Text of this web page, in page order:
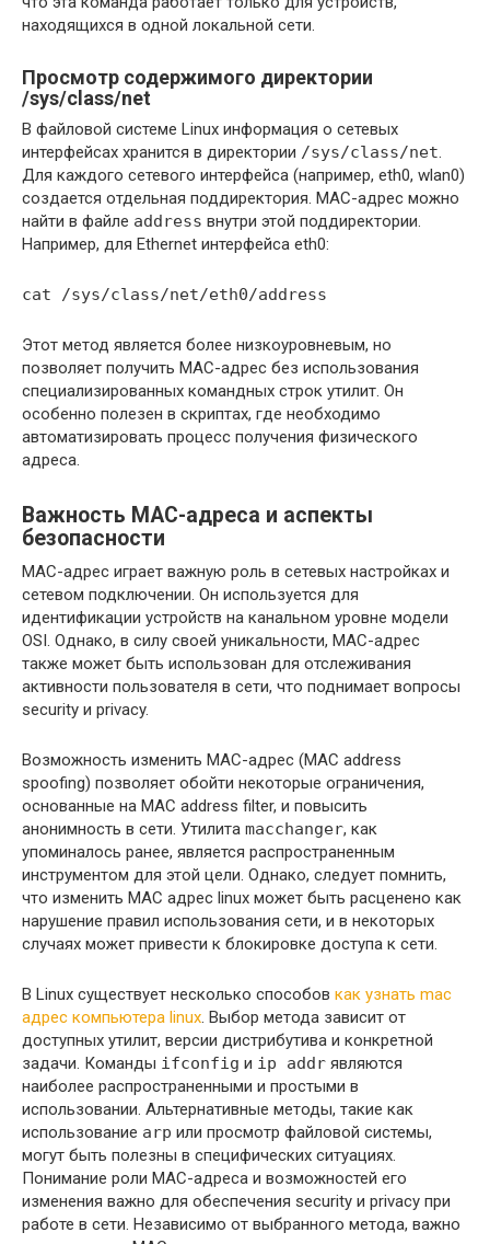
находящихся в одной локальной сети.
Просмотр содержимого директории
/sys/class/net
В файловой системе Linux информация о сетевых
интерфейсах хранится в директории /sys/class/net.
Для каждого сетевого интерфейса (например, eth0, wlan0)
создается отдельная поддиректория. MAC-адрес можно
найти в файле address внутри этой поддиректории.
Например, для Ethernet интерфейса eth0:
cat /sys/class/net/eth0/address
Этот метод является более низкоуровневым, но
позволяет получить MAC-адрес без использования
специализированных командных строк утилит. Он
особенно полезен в скриптах, где необходимо
автоматизировать процесс получения физического
адреса.
Важность MAC-адреса и аспекты
безопасности
MAC-адрес играет важную роль в сетевых настройках и
сетевом подключении. Он используется для
идентификации устройств на канальном уровне модели
OSI. Однако, в силу своей уникальности, MAC-адрес
также может быть использован для отслеживания
активности пользователя в сети, что поднимает вопросы
security и privacy.
Возможность изменить MAC-адрес (MAC address
spoofing) позволяет обойти некоторые ограничения,
основанные на MAC address filter, и повысить
анонимность в сети. Утилита macchanger, как
упоминалось ранее, является распространенным
инструментом для этой цели. Однако, следует помнить,
что изменить MAC адрес linux может быть расценено как
нарушение правил использования сети, и в некоторых
случаях может привести к блокировке доступа к сети.
В Linux существует несколько способов как узнать mac
адрес компьютера linux. Выбор метода зависит от
доступных утилит, версии дистрибутива и конкретной
задачи. Команды ifconfig и ip addr являются
наиболее распространенными и простыми в
использовании. Альтернативные методы, такие как
использование arp или просмотр файловой системы,
могут быть полезны в специфических ситуациях.
Понимание роли MAC-адреса и возможностей его
изменения важно для обеспечения security и privacy при
работе в сети. Независимо от выбранного метода, важно